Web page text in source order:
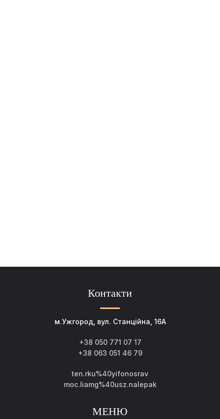
Контакти
м.Ужгород, вул. Станційна, 16А
+38 050 771 07 17
+38 063 051 46 79
ten.rku%40yifonosrav
moc.liamg%40usz.nalepak
МЕНЮ